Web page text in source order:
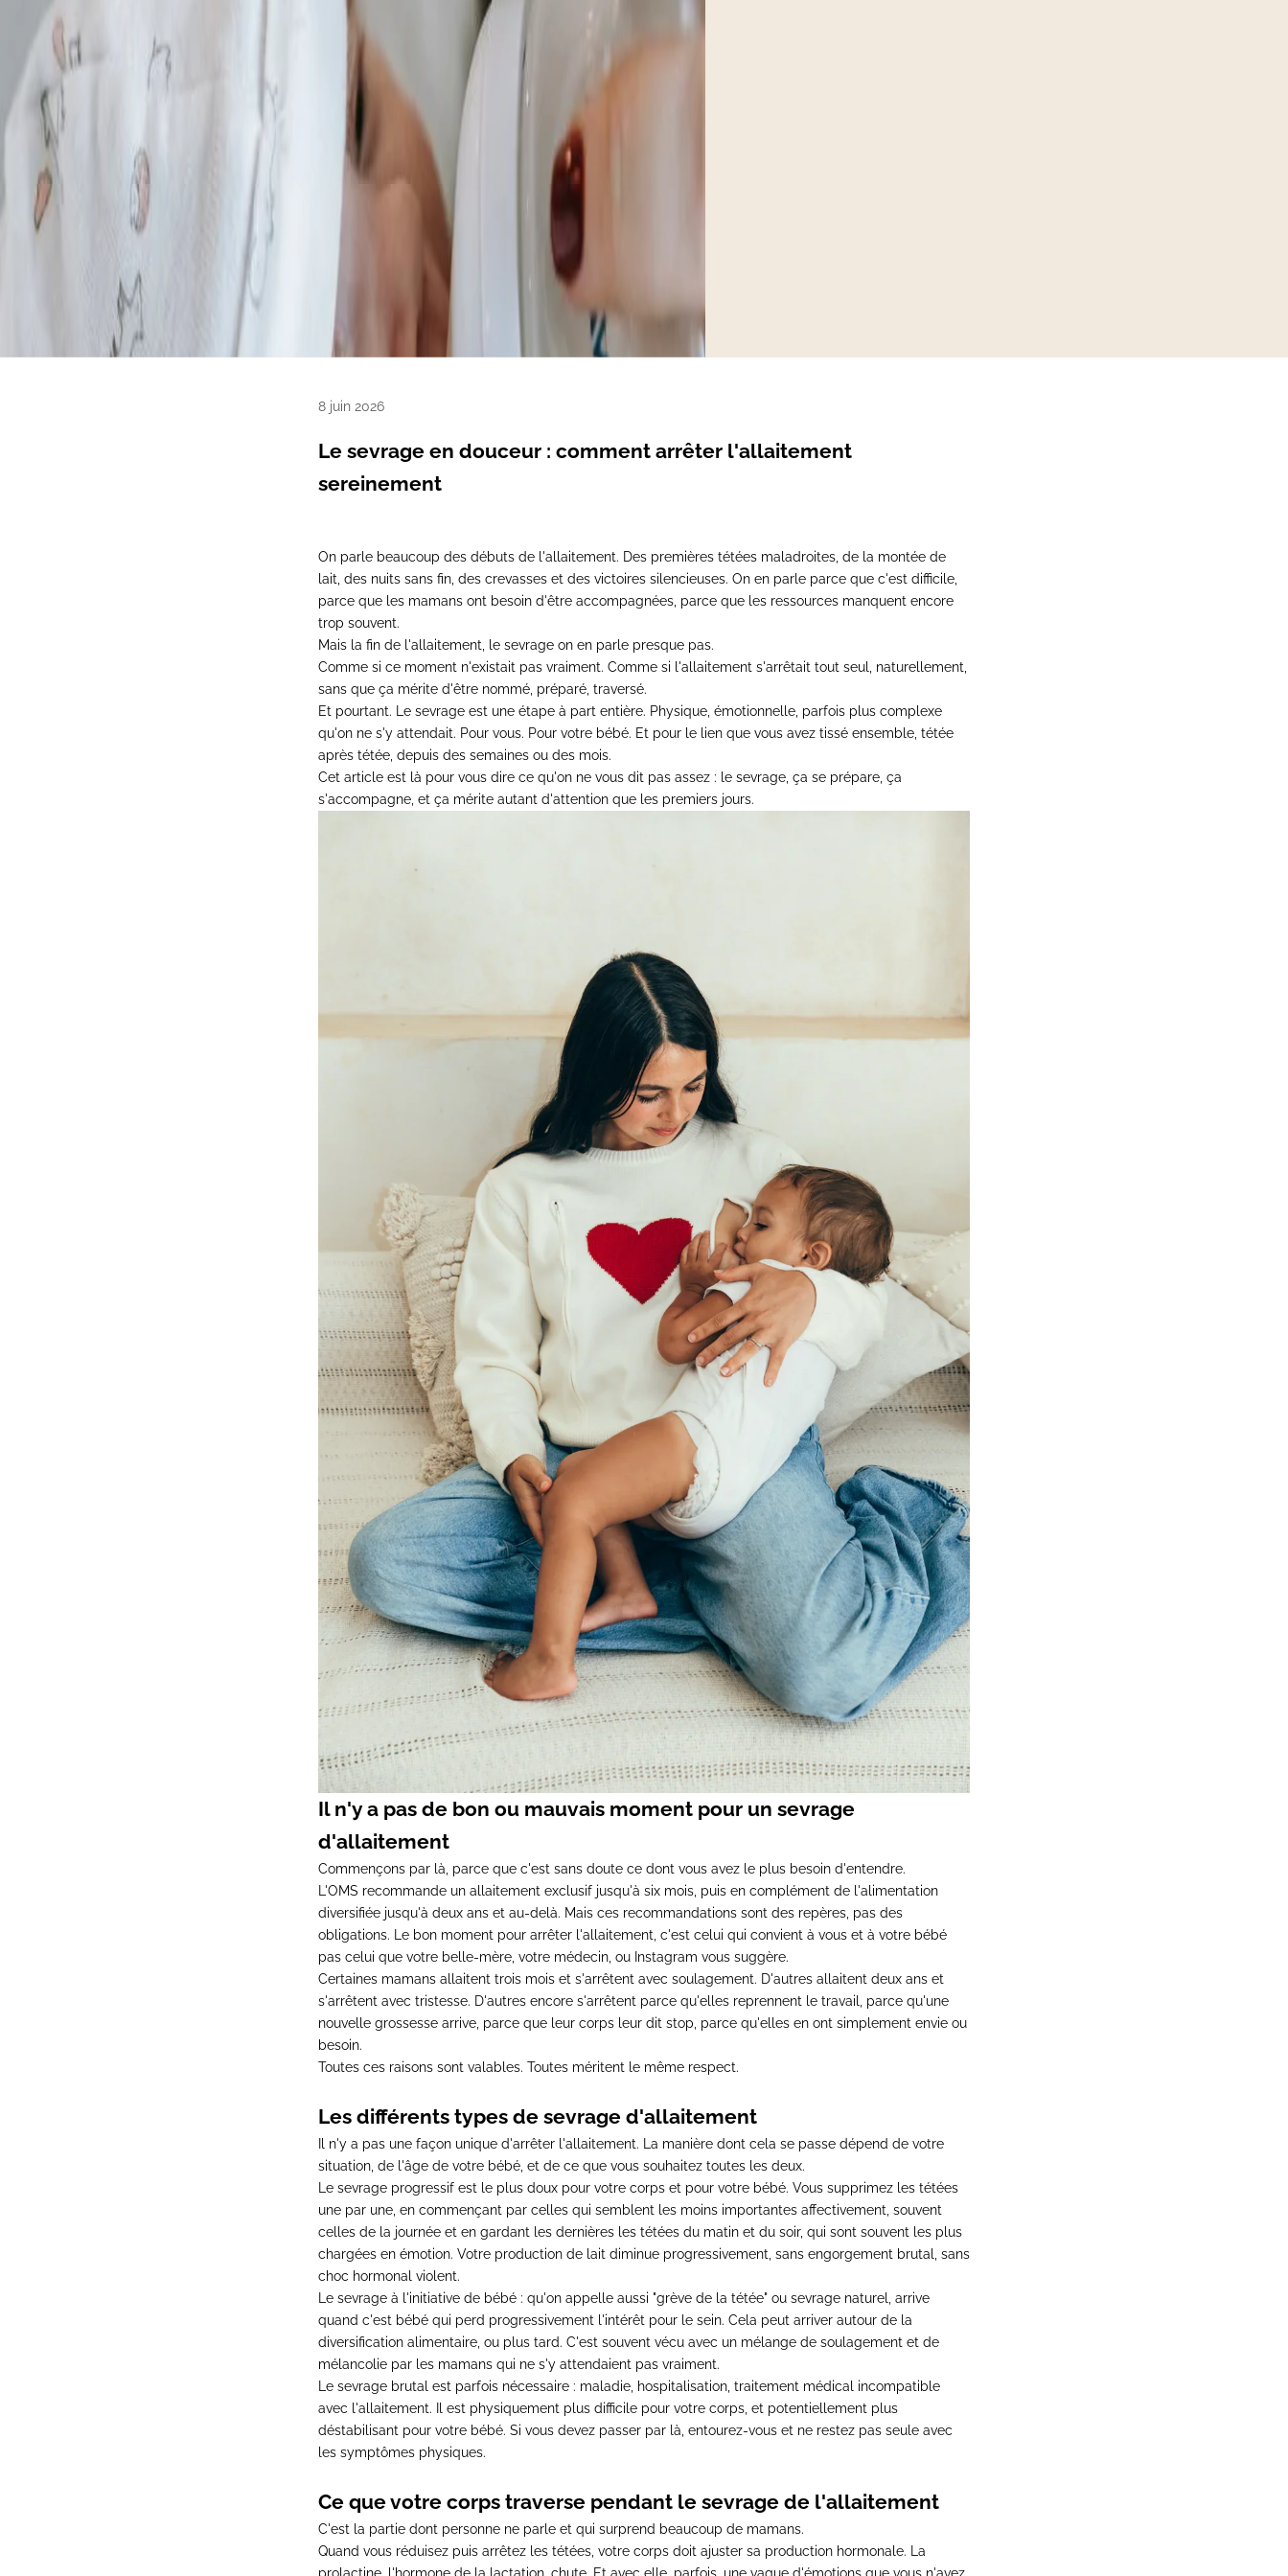
8 juin 2026
Le sevrage en douceur : comment arrêter l'allaitement
sereinement
On parle beaucoup des débuts de l'allaitement. Des premières tétées maladroites, de la montée de
lait, des nuits sans fin, des crevasses et des victoires silencieuses. On en parle parce que c'est difficile,
parce que les mamans ont besoin d'être accompagnées, parce que les ressources manquent encore
trop souvent.
Mais la fin de l'allaitement, le sevrage on en parle presque pas.
Comme si ce moment n'existait pas vraiment. Comme si l'allaitement s'arrêtait tout seul, naturellement,
sans que ça mérite d'être nommé, préparé, traversé.
Et pourtant. Le sevrage est une étape à part entière. Physique, émotionnelle, parfois plus complexe
qu'on ne s'y attendait. Pour vous. Pour votre bébé. Et pour le lien que vous avez tissé ensemble, tétée
après tétée, depuis des semaines ou des mois.
Cet article est là pour vous dire ce qu'on ne vous dit pas assez : le sevrage, ça se prépare, ça
s'accompagne, et ça mérite autant d'attention que les premiers jours.
Il n'y a pas de bon ou mauvais moment pour un sevrage
d'allaitement
Commençons par là, parce que c'est sans doute ce dont vous avez le plus besoin d'entendre.
L'OMS recommande un allaitement exclusif jusqu'à six mois, puis en complément de l'alimentation
diversifiée jusqu'à deux ans et au-delà. Mais ces recommandations sont des repères, pas des
obligations. Le bon moment pour arrêter l'allaitement, c'est celui qui convient à vous et à votre bébé
pas celui que votre belle-mère, votre médecin, ou Instagram vous suggère.
Certaines mamans allaitent trois mois et s'arrêtent avec soulagement. D'autres allaitent deux ans et
s'arrêtent avec tristesse. D'autres encore s'arrêtent parce qu'elles reprennent le travail, parce qu'une
nouvelle grossesse arrive, parce que leur corps leur dit stop, parce qu'elles en ont simplement envie ou
besoin.
Toutes ces raisons sont valables. Toutes méritent le même respect.
Les différents types de sevrage d'allaitement
Il n'y a pas une façon unique d'arrêter l'allaitement. La manière dont cela se passe dépend de votre
situation, de l'âge de votre bébé, et de ce que vous souhaitez toutes les deux.
Le sevrage progressif est le plus doux pour votre corps et pour votre bébé. Vous supprimez les tétées
une par une, en commençant par celles qui semblent les moins importantes affectivement, souvent
celles de la journée et en gardant les dernières les tétées du matin et du soir, qui sont souvent les plus
chargées en émotion. Votre production de lait diminue progressivement, sans engorgement brutal, sans
choc hormonal violent.
Le sevrage à l'initiative de bébé : qu'on appelle aussi "grève de la tétée" ou sevrage naturel, arrive
quand c'est bébé qui perd progressivement l'intérêt pour le sein. Cela peut arriver autour de la
diversification alimentaire, ou plus tard. C'est souvent vécu avec un mélange de soulagement et de
mélancolie par les mamans qui ne s'y attendaient pas vraiment.
Le sevrage brutal est parfois nécessaire : maladie, hospitalisation, traitement médical incompatible
avec l'allaitement. Il est physiquement plus difficile pour votre corps, et potentiellement plus
déstabilisant pour votre bébé. Si vous devez passer par là, entourez-vous et ne restez pas seule avec
les symptômes physiques.
Ce que votre corps traverse pendant le sevrage de l'allaitement
C'est la partie dont personne ne parle et qui surprend beaucoup de mamans.
Quand vous réduisez puis arrêtez les tétées, votre corps doit ajuster sa production hormonale. La